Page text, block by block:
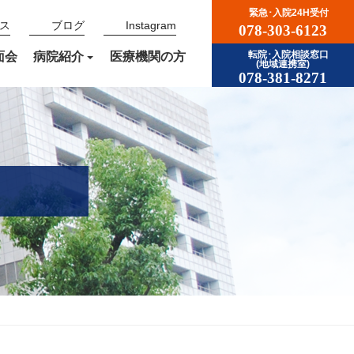
ブログ Instagram
会 病院紹介 医療機関の方
緊急･入院24H受付
078-303-6123
転院･入院相談窓口
(地域連携室)
078-381-8271